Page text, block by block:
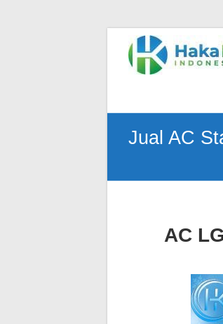
content
Telp
:
IG
Jual AC
AC